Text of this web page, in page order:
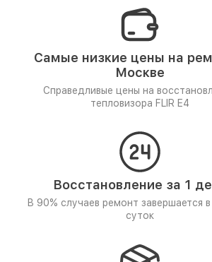
Самые низкие цены на
Москве
Справедливые цены на
тепловизора FLIR E4
Восстановление за 1
В 90% случаев ремонт завершается
суток